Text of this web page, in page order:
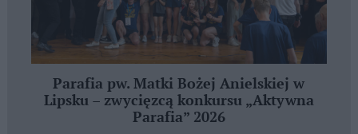
Parafia pw. Matki Bożej Anielskiej w
Lipsku – zwycięzcą konkursu „Aktywna
Parafia” 2026